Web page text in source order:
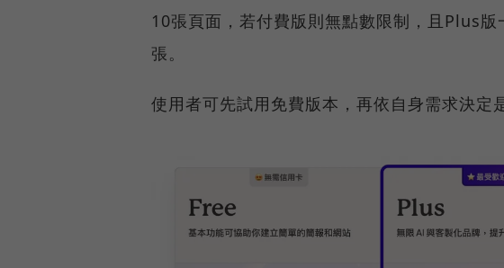
10張頁面，若付費版則無點數限制，且Plus
張。
使用者可先試用免費版本，再依自身需求決定